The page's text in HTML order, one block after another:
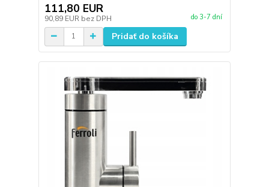
111,80 EUR
90,89 EUR bez DPH do 3-7 dní
Pridať do košíka